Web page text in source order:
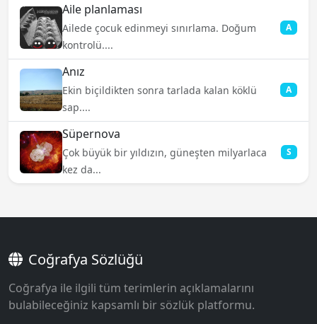
Aile planlaması
Ailede çocuk edinmeyi sınırlama. Doğum
kontrolü....
A
Anız
Ekin biçildikten sonra tarlada kalan köklü
sap....
A
Süpernova
Çok büyük bir yıldızın, güneşten milyarlaca
kez da...
S
Coğrafya Sözlüğü
Coğrafya ile ilgili tüm terimlerin açıklamalarını
bulabileceğiniz kapsamlı bir sözlük platformu.